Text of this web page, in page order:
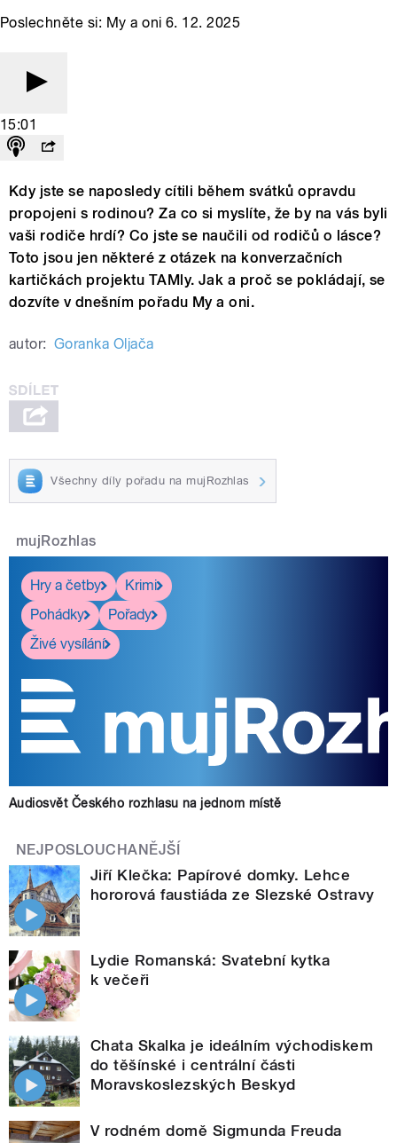
Poslechněte si: My a oni 6. 12. 2025
15:01
Kdy jste se naposledy cítili během svátků opravdu
propojeni s rodinou? Za co si myslíte, že by na vás byli
vaši rodiče hrdí? Co jste se naučili od rodičů o lásce?
Toto jsou jen některé z otázek na konverzačních
kartičkách projektu TAMly. Jak a proč se pokládají, se
dozvíte v dnešním pořadu My a oni.
autor: Goranka Oljača
Všechny díly pořadu na mujRozhlas
mujRozhlas
Hry a četby
Krimi
Pohádky
Pořady
Živé vysílání
Audiosvět Českého rozhlasu na jednom místě
NEJPOSLOUCHANĚJŠÍ
Jiří Klečka: Papírové domky. Lehce
hororová faustiáda ze Slezské Ostravy
Lydie Romanská: Svatební kytka
k večeři
Chata Skalka je ideálním východiskem
do těšínské i centrální části
Moravskoslezských Beskyd
V rodném domě Sigmunda Freuda